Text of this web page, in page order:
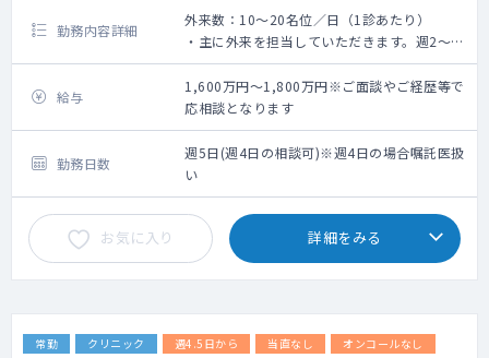
勤務内容詳細
外来数：10～20名位／日（1診あたり）
・主に外来を担当していただきます。週2～3
コマ程度。
・日曜日の日直を月に1回程度お願いしており
ます。
給与
1,600万円～1,800万円※ご面談やご経歴等で
応相談となります
勤務日数
週5日(週4日の相談可)※週4日の場合嘱託医扱
い
お気に入り 詳細をみる
常勤 クリニック 週4.5日から 当直なし
オンコールなし